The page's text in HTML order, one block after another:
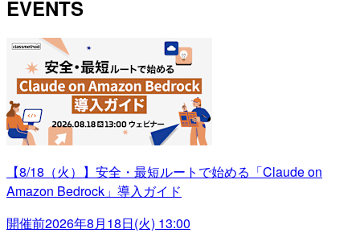
EVENTS
【8/18（火）】安全・最短ルートで始める「Claude on
Amazon Bedrock」導入ガイド
開催前2026年8月18日(火) 13:00